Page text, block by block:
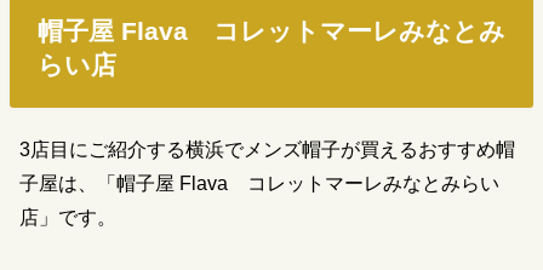
帽子屋 Flava コレットマーレみなとみ
らい店
3店目にご紹介する横浜でメンズ帽子が買えるおすすめ帽
子屋は、「帽子屋 Flava コレットマーレみなとみらい
店」です。